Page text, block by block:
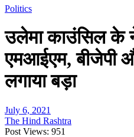
Politics
उलेमा काउंसिल के
एमआईएम, बीजेपी
लगाया बड़ा
July 6, 2021
The Hind Rashtra
Post Views: 951